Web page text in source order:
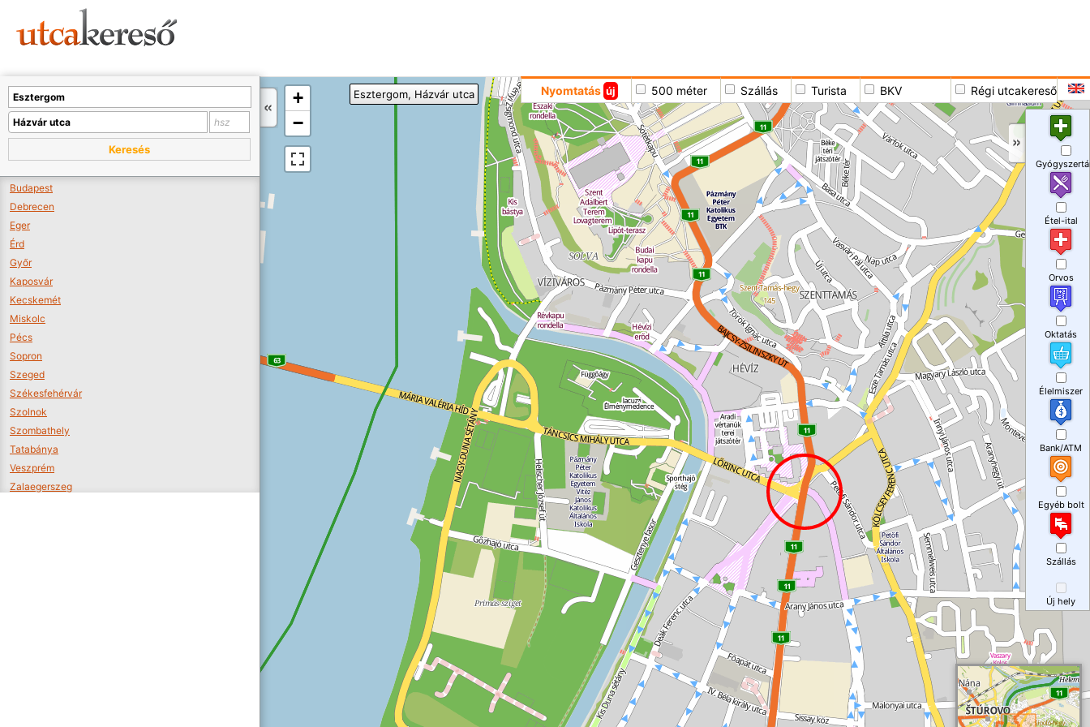
+
−
Nyomtatás új 500 méter Szállás Turista BKV Régi utcakereső
Esztergom, Házvár utca
Keresés
Budapest
Debrecen
Eger
Érd
Győr
Kaposvár
Kecskemét
Miskolc
Pécs
Sopron
Szeged
Székesfehérvár
Szolnok
Szombathely
Tatabánya
Veszprém
Zalaegerszeg
Étel-ital
Orvos
Oktatás
Élelmiszer
Bank/ATM
Egyéb bolt
Szállás
Új hely
A térképet kicsinyíteni kell, hogy látszódjanak a boltok.
Boltok látszódjanak >>